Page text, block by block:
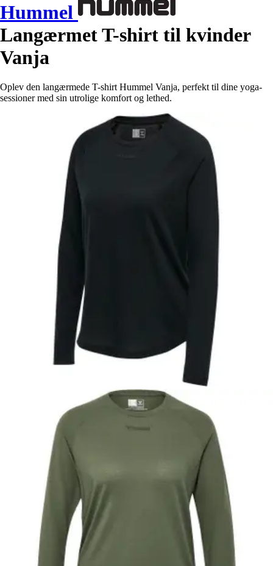
Hummel
Langærmet T-shirt til kvinder
Vanja
Oplev den langærmede T-shirt Hummel Vanja, perfekt til dine yoga-
sessioner med sin utrolige komfort og lethed.